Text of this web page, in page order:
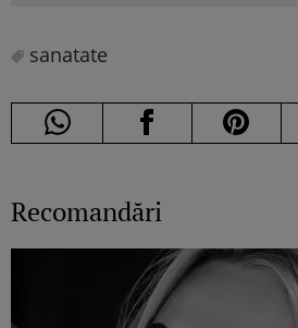
sanatate
Recomandări